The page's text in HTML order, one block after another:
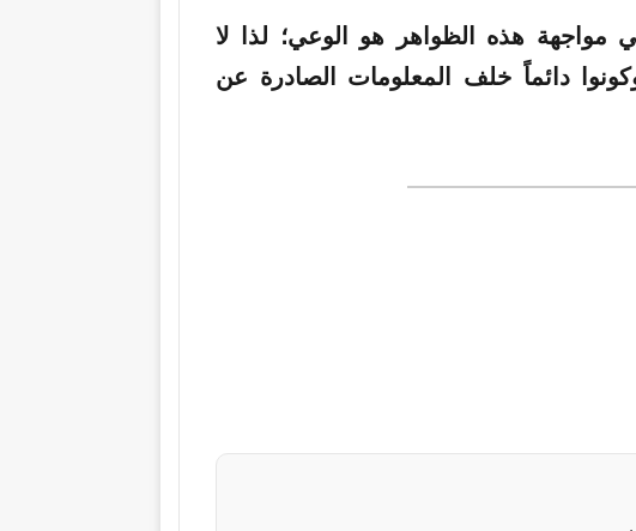
مواجهة هذه الظواهر هو الوعي؛ لذا لا
دائماً خلف المعلومات الصادرة عن